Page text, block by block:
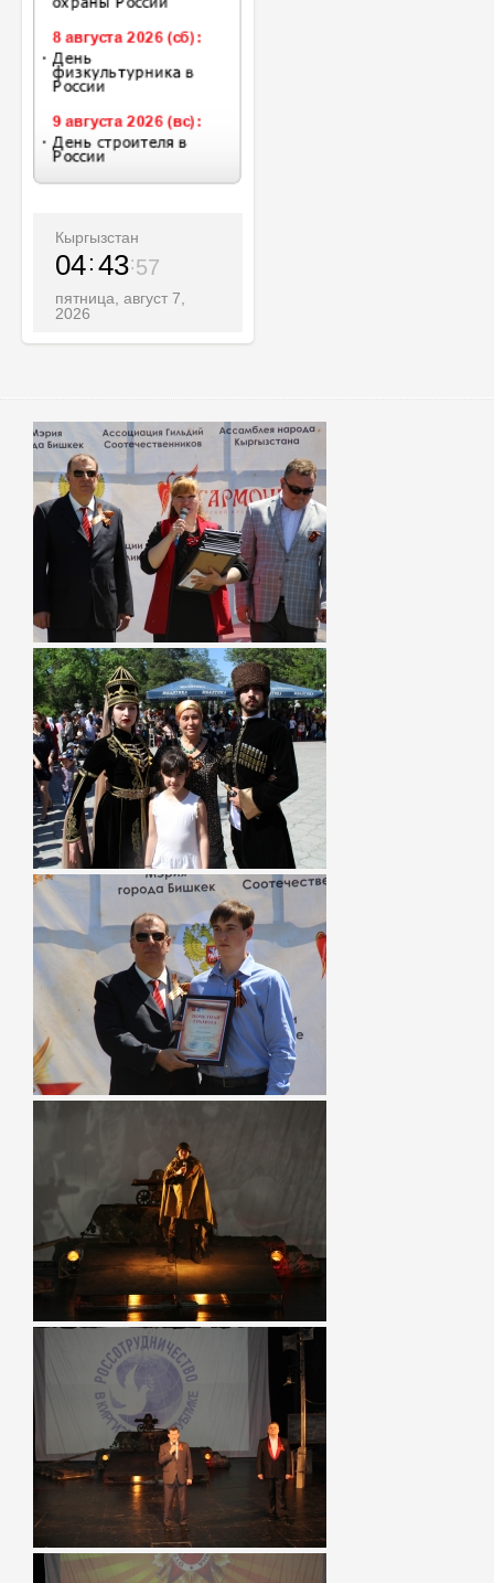
Кыргызстан
04 43 59
пятница, август 7,
2026